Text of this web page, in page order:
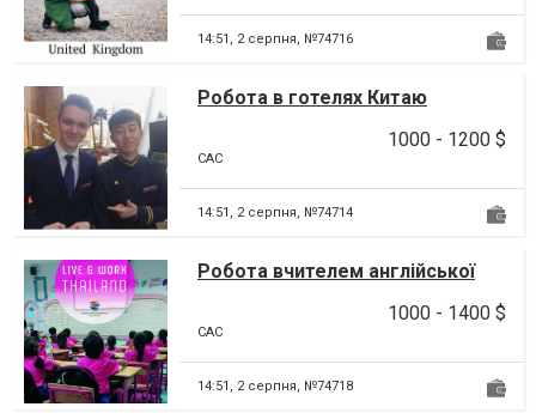
14:51, 2 серпня, №74716
Робота в готелях Китаю
1000 - 1200 $
CAC
14:51, 2 серпня, №74714
Робота вчителем англійської
1000 - 1400 $
CAC
14:51, 2 серпня, №74718